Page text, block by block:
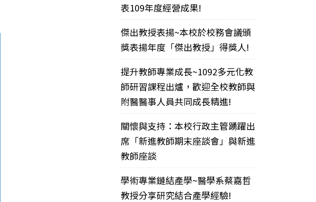
表109年度經營成果!
傑出教授表揚~本校於校務會議頒
獎表揚年度「傑出教授」得獎人!
提升教師專業成長~1092多元化教
師研習課程出爐，歡迎全校教師與
附醫醫事人員共同成長精進!
關懷與支持：本校行政主管踴躍出
席「新進教師期末座談會」與新進
教師座談
學術專業鏈結產學~醫學系蔡嘉哲
教授分享研究結合產學經驗!